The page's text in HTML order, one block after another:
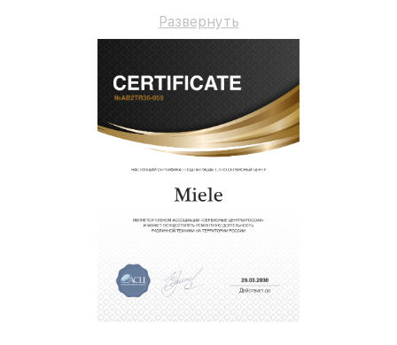
Развернуть